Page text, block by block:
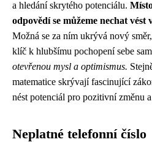
a hledání skrytého potenciálu.
odpovědí se můžeme nechat
Možná se za ním ukrývá nový
klíč k hlubšímu pochopení sebe
otevřenou mysl a optimismus.
matematice skrývají fascinující
nést potenciál pro pozitivní změnu
Neplatné telefonní číslo